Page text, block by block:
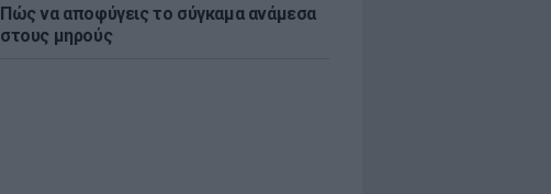
Πώς να αποφύγεις το σύγκαμα ανάμεσα
στους μηρούς